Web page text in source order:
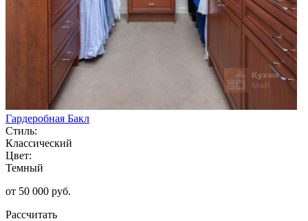
Гардеробная Бакл
Стиль:
Классический
Цвет:
Темный
от 50 000 руб.
Рассчитать